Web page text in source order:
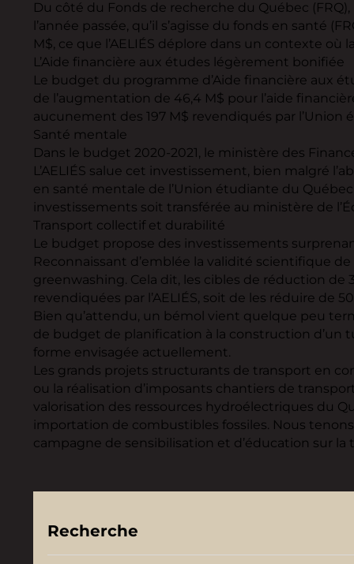
Du côté du Fonds de recherche du Québec
l’année passée, qu’il s’agisse du fonds en santé
M$, ce que l’AELIÉS déplore dans un contexte
L’Aide financière aux études légèrement bonifiée
Le budget du programme d’Aide financière aux
de l’augmentation de 46,4 M$ pour l’aide
aucunement des 197 M$ revendiqués par
Santé mentale
Dans le budget 2020-2021, le ministère des
L’AELIÉS salue cet investissement, bien malgré
en santé mentale de l’Union étudiante du
investissements soit transférée au ministère de
Transport collectif et durabilité
Le budget propose des investissements
Reconnaissant d’emblée la validité scientifique
greenwashing. Cela dit, les cibles de réduction de
revendiquées par l’AELIÉS, soit de les réduire de 50
Bien qu’attendu, un bémol vient quelque peu
de budget de planification à la construction d’un
forme envisagée actuellement.
Les grands projets structurants de transport en
ou la réalisation d’imposants chantiers de
valorisation des ressources hydroélectriques du
importation de combustibles fossiles. Nous
campagne de sensibilisation et d’éducation sur
Recherche